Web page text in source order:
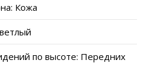
Кожа
по высоте: Передних